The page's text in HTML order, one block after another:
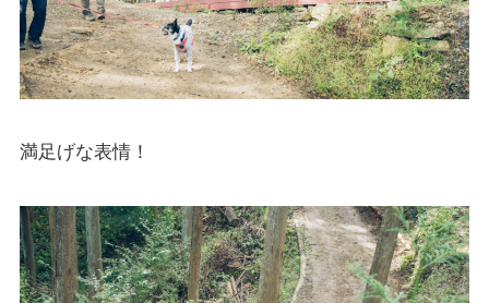
満足げな表情！